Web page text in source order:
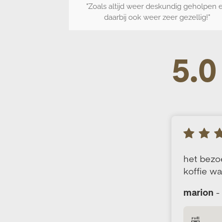
"Zoals altijd weer deskundig geholpen
daarbij ook weer zeer gezellig!"